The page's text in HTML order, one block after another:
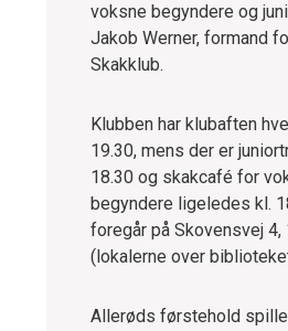
voksne begyndere og
Jakob Werner, formand
Skakklub.
Klubben har klubaften
19.30, mens der er
18.30 og skakcafé for
begyndere ligeledes kl.
foregår på Skovensvej 4,
(lokalerne over
Allerøds førstehold